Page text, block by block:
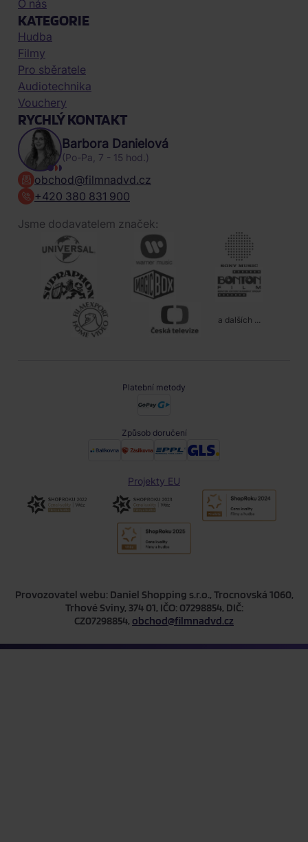
O nás
KATEGORIE
Hudba
Filmy
Pro sběratele
Audiotechnika
Vouchery
RYCHLÝ KONTAKT
Barbora Danielová
(Po-Pa, 7 - 15 hod.)
obchod@filmnadvd.cz
+420 380 831 900
Jsme dodavatelem značek:
a dalších ...
Platební metody
Způsob doručení
Projekty EU
Provozovatel webu: Daniel Shopping s.r.o., Trocnovská 1060,
Trhové Sviny, 374 01, IČO: 07298854, DIČ:
CZ07298854, obchod@filmnadvd.cz